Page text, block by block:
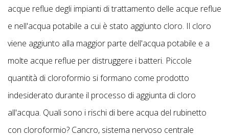
acque reflue degli impianti di trattamento delle acque reflue
e nell'acqua potabile a cui è stato aggiunto cloro. Il cloro
viene aggiunto alla maggior parte dell'acqua potabile e a
molte acque reflue per distruggere i batteri. Piccole
quantità di cloroformio si formano come prodotto
indesiderato durante il processo di aggiunta di cloro
all'acqua. Quali sono i rischi di bere acqua del rubinetto
con cloroformio? Cancro, sistema nervoso centrale